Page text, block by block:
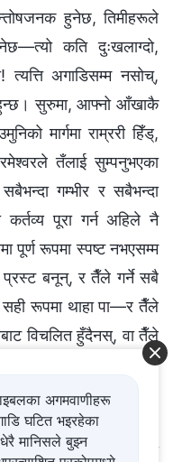
हुनेछ, तिमीहरूले
कति दुःखलाग्दो,
त्यत्ति अगाडिसम्म नसोच्,
हुन्छ। सुरुमा, आफ्नो आँखाकै
मार्गमा राम्ररी हिँड्,
तँलाई सुम्पनुभएका
गम्भीर र सबैभन्दा
कर्तव्य पूरा गर्न अहिले नै
पूर्ण रूपमा स्पष्ट नभएसम्म
प्रस्ट बनून्, र तैँले गर्ने सबै
सही रूपमा थाहा पा—र तैँले
विचलित हुँदैनस्, वा तैँले
घरका हितहरूलाई हानि
सबै तिमीहरूले अहिले
कुनै पनि कुराबारे थप
यसबारे प्रश्न सोध्नु वा
अगमवाणीहरू
घटित भइरहेका
मानिसले बुझ्न